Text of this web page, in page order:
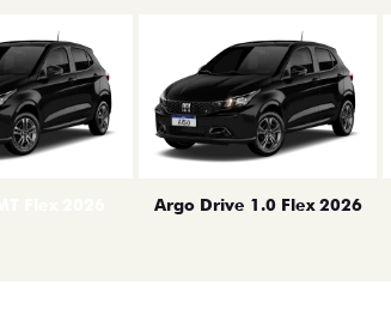
Argo Drive 1.0 Flex 2026